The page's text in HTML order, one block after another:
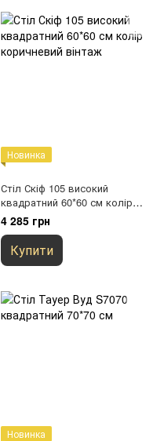
Новинка
Стіл Скіф 105 високий
квадратний 60*60 см колір
коричневий вінтаж
4 285 грн
Купити
Новинка